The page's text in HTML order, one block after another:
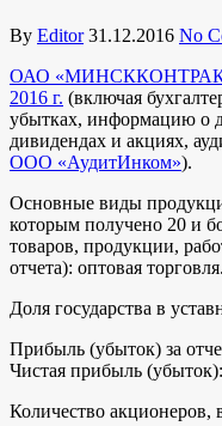
By Editor 31.12.2016 No
ОАО
2016 г. (включая
убытках, информацию о
дивидендах и акциях,
ООО «АудитИнком»).
Основные виды
которым получено 20 и
товаров, продукции,
отчета): оптовая торговля.
Доля государства в
Прибыль (убыток) за
Чистая прибыль
Количество акционеров,